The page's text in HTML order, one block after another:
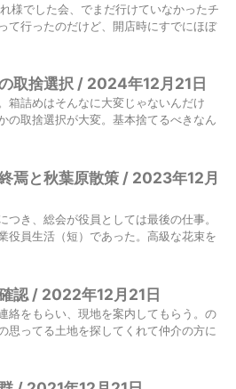
様でした会、でまだ行けていなかったチ
て行ったのだけど、開店時にすでにほぼ
取捨選択 / 2024年12月21日
箱詰めはそんなに大変じゃないんだけ
の取捨選択が大変。基本捨てるべきなん
焉と秋葉原散策 / 2023年12月
き、総会が役員としては最後の仕事。
役員生活（短）であった。高級な花束を
認 / 2022年12月21日
絡をもらい、現地を案内してもらう。の
思ってる土地を探してくれて仲介の方に